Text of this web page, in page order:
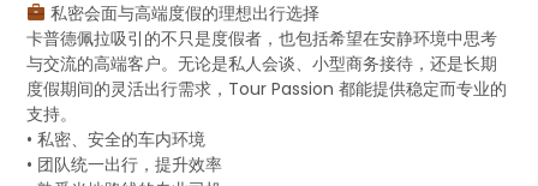
私密会面与高端度假的理想出行选择
卡普德佩拉吸引的不只是度假者，也包括希望在安静环境中思考
与交流的高端客户。无论是私人会谈、小型商务接待，还是长期
度假期间的灵活出行需求，Tour Passion 都能提供稳定而专业的
支持。
• 私密、安全的车内环境
• 团队统一出行，提升效率